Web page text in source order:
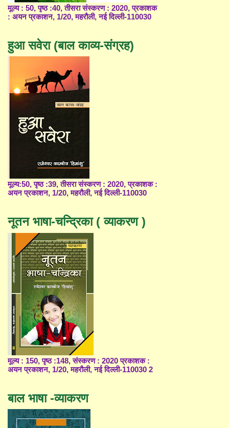
मूल्य : 50, पृष्ठ :40, तीसरा संस्करण : 2020, प्रकाशक
: अयन प्रकाशन, 1/20, महरौली, नई दिल्ली-110030
हुआ सवेरा (बाल काव्य-संग्रह)
मूल्य:50, पृष्ठ :39, तीसरा संस्करण : 2020, प्रकाशक :
अयन प्रकाशन, 1/20, महरौली, नई दिल्ली-110030
नूतन भाषा-चन्द्रिका ( व्याकरण )
मूल्य : 150, पृष्ठ :148, संस्करण : 2020 प्रकाशक :
अयन प्रकाशन, 1/20, महरौली, नई दिल्ली-110030 2
बाल भाषा -व्याकरण